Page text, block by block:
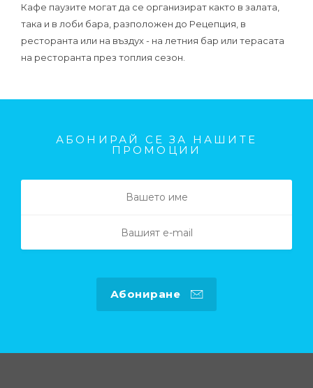
Кафе паузите могат да се организират както в залата,
така и в лоби бара, разположен до Рецепция, в
ресторанта или на въздух - на летния бар или терасата
на ресторанта през топлия сезон.
АБОНИРАЙ СЕ ЗА НАШИТЕ
ПРОМОЦИИ
Абониране